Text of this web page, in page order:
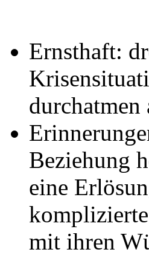
Ernsthaft:
durchatmen
Beziehung
eine
mit ihren